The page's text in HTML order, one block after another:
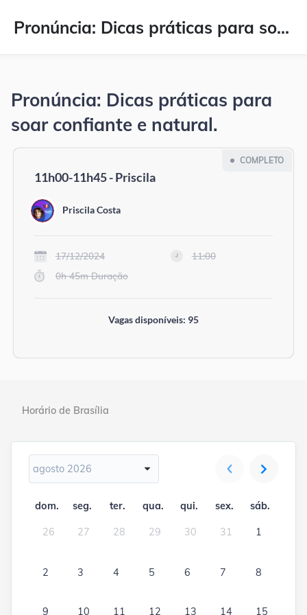
Pronúncia: Dicas práticas para soar confiante e natural.
Pronúncia: Dicas práticas para
soar confiante e natural.
COMPLETO
11h00-11h45 - Priscila
Priscila Costa
17/12/2024
11:00
0h 45m Duração
Vagas disponíveis: 95
Horário de Brasília
agosto 2026
dom. seg. ter. qua. qui. sex. sáb.
26 27 28 29 30 31 1
2 3 4 5 6 7 8
9 10 11 12 13 14 15